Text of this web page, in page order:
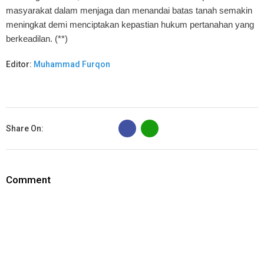
masyarakat dalam menjaga dan menandai batas tanah semakin
meningkat demi menciptakan kepastian hukum pertanahan yang
berkeadilan. (**)
Editor: Muhammad Furqon
Share On:
B
Comment